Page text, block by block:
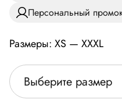
Персональный
Размеры: XS — XXXL
Выберите размер